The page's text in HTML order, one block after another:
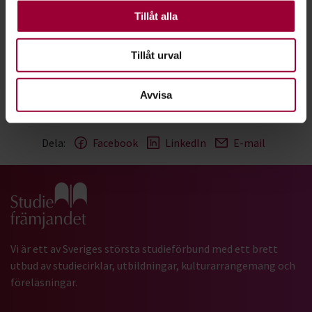
Tillåt alla
Tillåt urval
Avvisa
Videomonitor (ASUS ZenScreen MB166C)
Dela: Facebook LinkedIn E-mail
Gå till studiefrämjandets startsida
Vi är ett av Sveriges största studieförbund med ett brett
utbud av studiecirklar, utbildningar, kulturarrangemang och
föreläsningar.